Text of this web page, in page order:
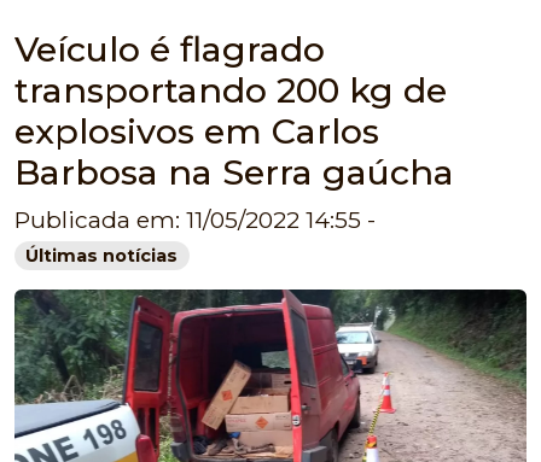
Veículo é flagrado
transportando 200 kg de
explosivos em Carlos
Barbosa na Serra gaúcha
Publicada em: 11/05/2022 14:55 -
Últimas notícias